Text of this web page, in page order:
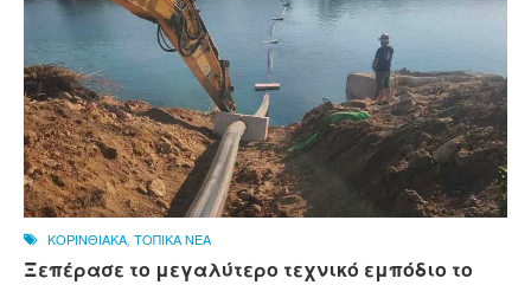
ΚΟΡΙΝΘΙΑΚΑ ΤΟΠΙΚΑ ΝΕΑ
Ξεπέρασε το μεγαλύτερο τεχνικό εμπόδιο το